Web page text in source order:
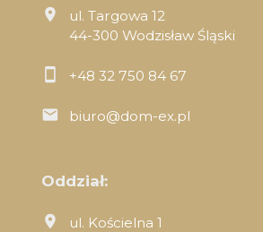
ul. Targowa 12
44-300 Wodzisław Śląski
+48 32 750 84 67
biuro@dom-ex.pl
Oddział:
ul. Kościelna 1